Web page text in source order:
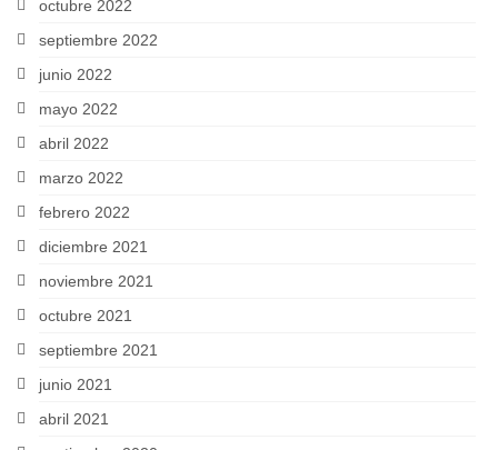
octubre 2022
septiembre 2022
junio 2022
mayo 2022
abril 2022
marzo 2022
febrero 2022
diciembre 2021
noviembre 2021
octubre 2021
septiembre 2021
junio 2021
abril 2021